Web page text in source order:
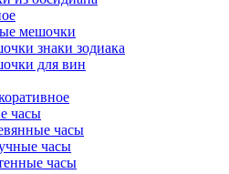
мешочки
знаки зодиака
для вин
часы
часы
часы
часы